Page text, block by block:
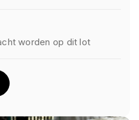
worden op dit lot